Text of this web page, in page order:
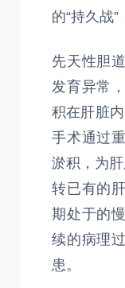
的“持久战”
先天性胆
发育异常
积在肝脏
手术通过
淤积，为
转已有的
期处于的
续的病理
患。